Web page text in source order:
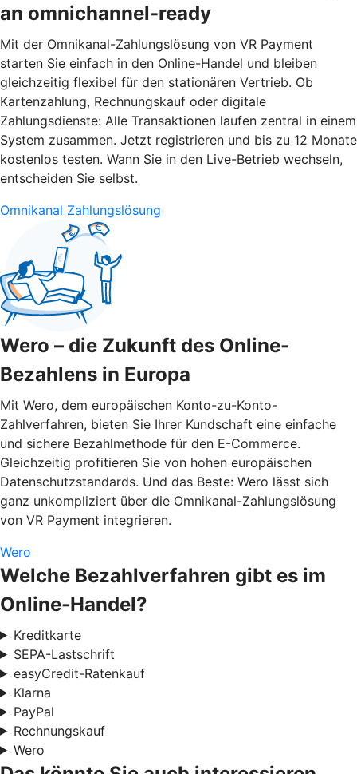
an omnichannel-ready
Mit der Omnikanal-Zahlungslösung von VR Payment
starten Sie einfach in den Online-Handel und bleiben
gleichzeitig flexibel für den stationären Vertrieb. Ob
Kartenzahlung, Rechnungskauf oder digitale
Zahlungsdienste: Alle Transaktionen laufen zentral in einem
System zusammen. Jetzt registrieren und bis zu 12 Monate
kostenlos testen. Wann Sie in den Live-Betrieb wechseln,
entscheiden Sie selbst.
Omnikanal Zahlungslösung
Wero – die Zukunft des Online-
Bezahlens in Europa
Mit Wero, dem europäischen Konto-zu-Konto-
Zahlverfahren, bieten Sie Ihrer Kundschaft eine einfache
und sichere Bezahlmethode für den E-Commerce.
Gleichzeitig profitieren Sie von hohen europäischen
Datenschutzstandards. Und das Beste: Wero lässt sich
ganz unkompliziert über die Omnikanal-Zahlungslösung
von VR Payment integrieren.
Wero
Welche Bezahlverfahren gibt es im
Online-Handel?
Kreditkarte
SEPA-Lastschrift
easyCredit-Ratenkauf
Klarna
PayPal
Rechnungskauf
Wero